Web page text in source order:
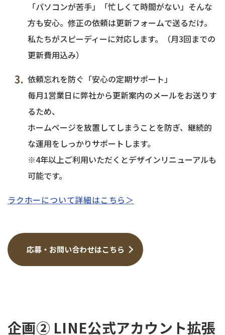
「パソコンが苦手」「忙しくて時間がない」そんな
方も安心。修正の依頼は更新フォームで送るだけ。
私たちがスピーディーに対応します。（月3回までの
更新費用込み）
依頼忘れを防ぐ「安心の定期サポート」
毎月1営業日に弊社から更新案内のメールをお送りす
るため、
ホームページを放置してしまうことを防ぎ、継続的
な運用をしっかりサポートします。
※4年以上ご利用いただくとデザインリニューアルも
可能です。
ラクホーについて詳細はこちら＞
応募・お問い合わせはこちら
企画② LINE公式アカウント拡張